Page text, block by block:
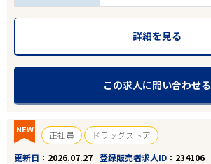
詳細を見る
この求人に問い合わせる
NEW 正社員
ドラッグストア
更新日
2026.07.27 登録販売者求人ID 234106